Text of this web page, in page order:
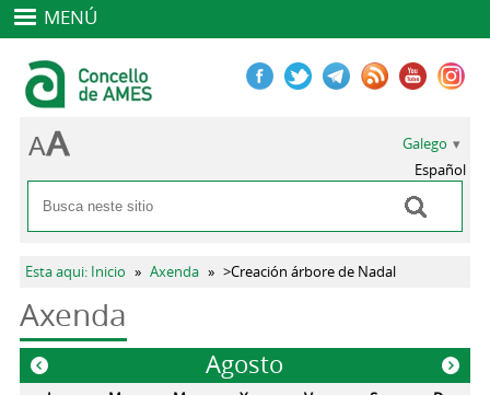
MENÚ
Formulario de busca
Buscar
Galego
Español
Vostede está aquí
Esta aqui: Inicio » Axenda » >Creación árbore de Nadal
Axenda
Agosto
« »